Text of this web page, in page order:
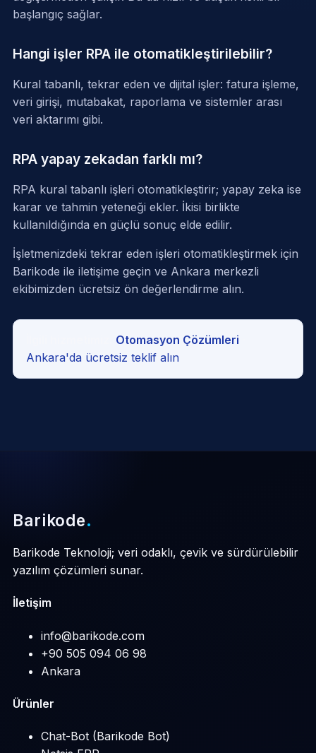
başlangıç sağlar.
Hangi işler RPA ile otomatikleştirilebilir?
Kural tabanlı, tekrar eden ve dijital işler: fatura işleme,
veri girişi, mutabakat, raporlama ve sistemler arası
veri aktarımı gibi.
RPA yapay zekadan farklı mı?
RPA kural tabanlı işleri otomatikleştirir; yapay zeka ise
karar ve tahmin yeteneği ekler. İkisi birlikte
kullanıldığında en güçlü sonuç elde edilir.
İşletmenizdeki tekrar eden işleri otomatikleştirmek için
Barikode ile iletişime geçin ve Ankara merkezli
ekibimizden ücretsiz ön değerlendirme alın.
Otomasyon Çözümleri
Ankara'da ücretsiz teklif alın
Barikode.
Barikode Teknoloji; veri odaklı, çevik ve sürdürülebilir
yazılım çözümleri sunar.
İletişim
info@barikode.com
+90 505 094 06 98
Ankara
Ürünler
Chat-Bot (Barikode Bot)